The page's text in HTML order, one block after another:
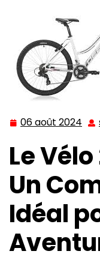
06 août 2024 06
Le
Un
Idéal